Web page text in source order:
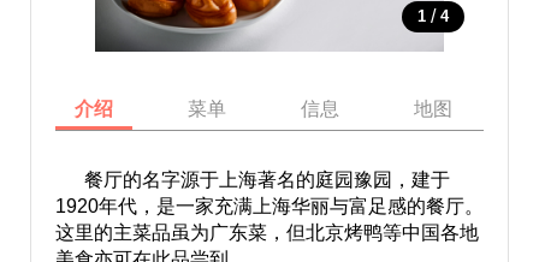
1 / 4
介绍 菜单 信息 地图
餐厅的名字源于上海著名的庭园豫园，建于
1920年代，是一家充满上海华丽与富足感的餐厅。
这里的主菜品虽为广东菜，但北京烤鸭等中国各地